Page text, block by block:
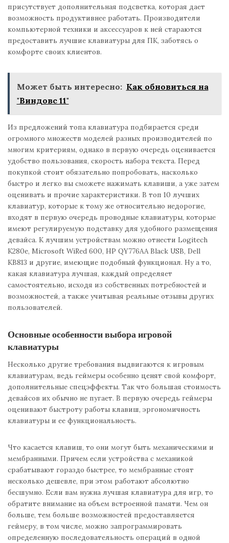
присутствует дополнительная подсветка, которая дает
возможность продуктивнее работать. Производители
компьютерной техники и аксессуаров к ней стараются
предоставить лучшие клавиатуры для ПК, заботясь о
комфорте своих клиентов.
Может быть интересно: Как обновиться на
"Виндовс 11"
Из предложений топа клавиатура подбирается среди
огромного множеств моделей разных производителей по
многим критериям, однако в первую очередь оценивается
удобство пользования, скорость набора текста. Перед
покупкой стоит обязательно попробовать, насколько
быстро и легко вы сможете нажимать клавиши, а уже затем
оценивать и прочие характеристики. В топ 10 лучших
клавиатур, которые к тому же относительно недорогие,
входят в первую очередь проводные клавиатуры, которые
имеют регулируемую подставку для удобного размещения
девайса. К лучшим устройствам можно отнести Logitech
K280e, Microsoft WiRed 600, HP QY776AA Black USB, Dell
KB813 и другие, имеющие подобный функционал. Ну а то,
какая клавиатура лучшая, каждый определяет
самостоятельно, исходя из собственных потребностей и
возможностей, а также учитывая реальные отзывы других
пользователей.
Основные особенности выбора игровой
клавиатуры
Несколько другие требования выдвигаются к игровым
клавиатурам, ведь геймеры особенно ценят свой комфорт,
дополнительные спецэффекты. Так что большая стоимость
девайсов их обычно не пугает. В первую очередь геймеры
оценивают быстроту работы клавиш, эргономичность
клавиатуры и ее функциональность.
Что касается клавиш, то они могут быть механическими и
мембранными. Причем если устройства с механикой
срабатывают гораздо быстрее, то мембранные стоят
несколько дешевле, при этом работают абсолютно
бесшумно. Если вам нужна лучшая клавиатура для игр, то
обратите внимание на объем встроенной памяти. Чем он
больше, тем больше возможностей предоставляется
геймеру, в том числе, можно запрограммировать
определенную последовательность операций в одной